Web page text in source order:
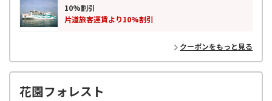
ます。
10%割引
片道旅客運賃より10%割引
クーポンをもっと見る
花園フォレスト